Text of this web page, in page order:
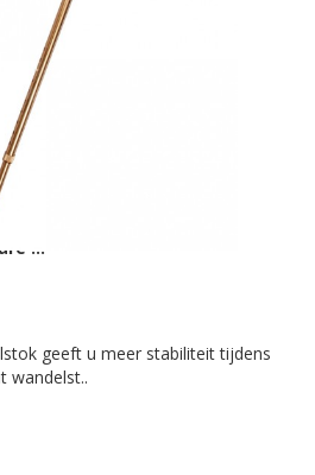
...
geeft u meer stabiliteit tijdens
wandelst..